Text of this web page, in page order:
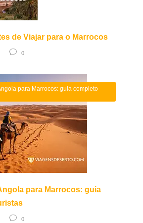
de Viajar para o Marrocos
0
para Marrocos: guia completo
para Marrocos: guia
0